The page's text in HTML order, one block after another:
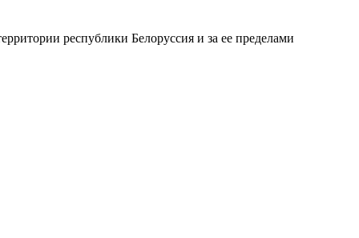
республики Белоруссия и за ее пределами